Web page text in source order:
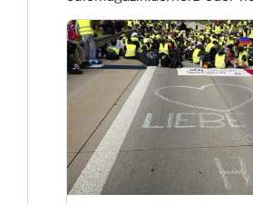
Bluesky
ansehen